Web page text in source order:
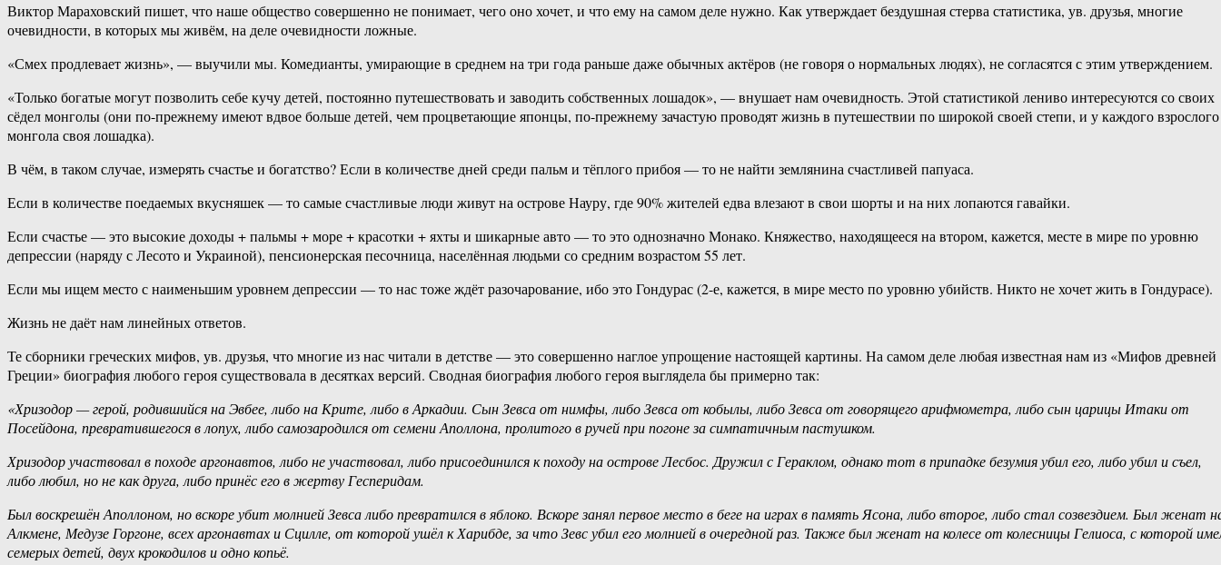
Виктор Мараховский пишет, что наше общество совершенно не понимает, чего оно хочет, и что ему на самом деле нужно. Как утверждает бездушная стерва статистика, ув. друзья, многие
очевидности, в которых мы живём, на деле очевидности ложные.
«Смех продлевает жизнь», — выучили мы. Комедианты, умирающие в среднем на три года раньше даже обычных актёров (не говоря о нормальных людях), не согласятся с этим утверждением.
«Только богатые могут позволить себе кучу детей, постоянно путешествовать и заводить собственных лошадок», — внушает нам очевидность. Этой статистикой лениво интересуются со своих
сёдел монголы (они по-прежнему имеют вдвое больше детей, чем процветающие японцы, по-прежнему зачастую проводят жизнь в путешествии по широкой своей степи, и у каждого взрослого
монгола своя лошадка).
В чём, в таком случае, измерять счастье и богатство? Если в количестве дней среди пальм и тёплого прибоя — то не найти землянина счастливей папуаса.
Если в количестве поедаемых вкусняшек — то самые счастливые люди живут на острове Науру, где 90% жителей едва влезают в свои шорты и на них лопаются гавайки.
Если счастье — это высокие доходы + пальмы + море + красотки + яхты и шикарные авто — то это однозначно Монако. Княжество, находящееся на втором, кажется, месте в мире по уровню
депрессии (наряду с Лесото и Украиной), пенсионерская песочница, населённая людьми со средним возрастом 55 лет.
Если мы ищем место с наименьшим уровнем депрессии — то нас тоже ждёт разочарование, ибо это Гондурас (2-е, кажется, в мире место по уровню убийств. Никто не хочет жить в Гондурасе).
Жизнь не даёт нам линейных ответов.
Те сборники греческих мифов, ув. друзья, что многие из нас читали в детстве — это совершенно наглое упрощение настоящей картины. На самом деле любая известная нам из «Мифов древней
Греции» биография любого героя существовала в десятках версий. Сводная биография любого героя выглядела бы примерно так:
«Хризодор — герой, родившийся на Эвбее, либо на Крите, либо в Аркадии. Сын Зевса от нимфы, либо Зевса от кобылы, либо Зевса от говорящего арифмометра, либо сын царицы Итаки от
Посейдона, превратившегося в лопух, либо самозародился от семени Аполлона, пролитого в ручей при погоне за симпатичным пастушком.
Хризодор участвовал в походе аргонавтов, либо не участвовал, либо присоединился к походу на острове Лесбос. Дружил с Гераклом, однако тот в припадке безумия убил его, либо убил и съел,
либо любил, но не как друга, либо принёс его в жертву Гесперидам.
Был воскрешён Аполлоном, но вскоре убит молнией Зевса либо превратился в яблоко. Вскоре занял первое место в беге на играх в память Ясона, либо второе, либо стал созвездием. Был женат
Алкмене, Медузе Горгоне, всех аргонавтах и Сцилле, от которой ушёл к Харибде, за что Зевс убил его молнией в очередной раз. Также был женат на колесе от колесницы Гелиоса, с которой
семерых детей, двух крокодилов и одно копьё.